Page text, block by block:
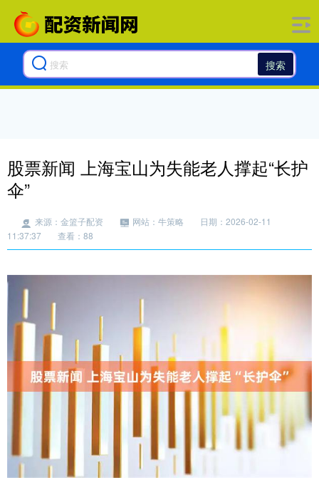
搜索
股票新闻 上海宝山为失能老人撑起“长护
伞”
来源：金篮子配资 网站：牛策略
日期：2026-02-11
11:37:37
查看：88